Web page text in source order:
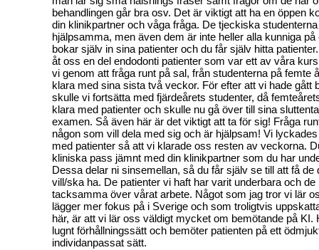
behandlingen går bra osv. Det är viktigt att ha en öppen
din klinikpartner och våga fråga. De tjeckiska
hjälpsamma, men även dem är inte heller alla kunniga
bokar själv in sina patienter och du får själv hitta
åt oss en del endodonti patienter som var ett av våra
vi genom att fråga runt på sal, från studenterna på femte
klara med sina sista två veckor. För efter att vi hade gått
skulle vi fortsätta med fjärdeårets studenter, då
klara med patienter och skulle nu gå över till sina
examen. Så även här är det viktigt att ta för sig! Fråga
någon som vill dela med sig och är hjälpsam! Vi
med patienter så att vi klarade oss resten av veckorna.
kliniska pass jämnt med din klinikpartner som du har
Dessa delar ni sinsemellan, så du får själv se till att få de
vill/ska ha. De patienter vi haft har varit underbara och de
tacksamma över vårat arbete. Något som jag tror vi lär
lägger mer fokus på i Sverige och som troligtvis
här, är att vi lär oss väldigt mycket om bemötande på KI.
lugnt förhållningssätt och bemöter patienten på ett
individanpassat sätt.